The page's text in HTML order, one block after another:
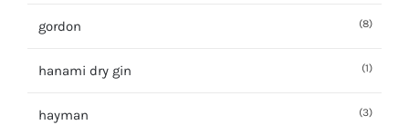
gordon (8)
hanami dry gin (1)
hayman (3)